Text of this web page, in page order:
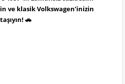
ve klasik Volkswagen’inizin
🚗